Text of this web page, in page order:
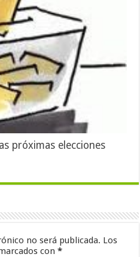
próximas elecciones
no será publicada. Los
con*